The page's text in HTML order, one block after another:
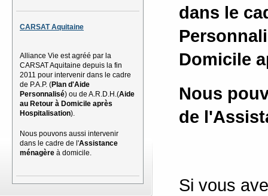
CARSAT Aquitaine
Alliance Vie est agréé par la
CARSAT Aquitaine depuis la fin
2011 pour intervenir dans le cadre
de P.A.P. (Plan d'Aide
Personnalisé) ou de A.R.D.H.(Aide
au Retour à Domicile après
Hospitalisation).
Nous pouvons aussi intervenir
dans le cadre de l'Assistance
ménagère à domicile.
dans le
Domicile
Nous
de l'
Si vous